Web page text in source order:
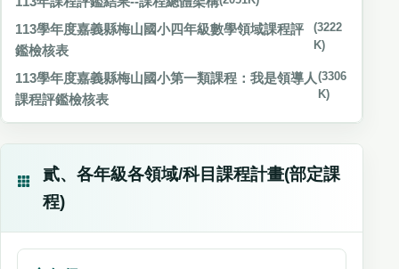
113學年度嘉義縣梅山國小四年級數學領域課程評
鑑檢核表
(3222
K)
113學年度嘉義縣梅山國小第一類課程：我是領導人
課程評鑑檢核表
(3306
K)
貳、各年級各領域/科目課程計畫(部定課
程)